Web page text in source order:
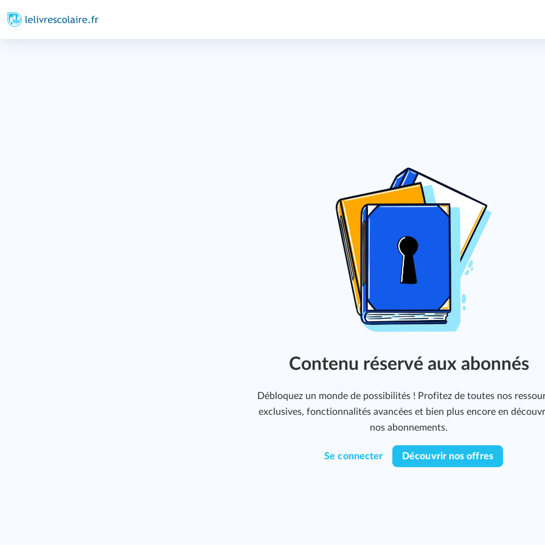
Contenu réservé aux abonnés
Débloquez un monde de possibilités ! Profitez de toutes nos
exclusives, fonctionnalités avancées et bien plus encore en
nos abonnements.
Se connecter Découvrir nos offres